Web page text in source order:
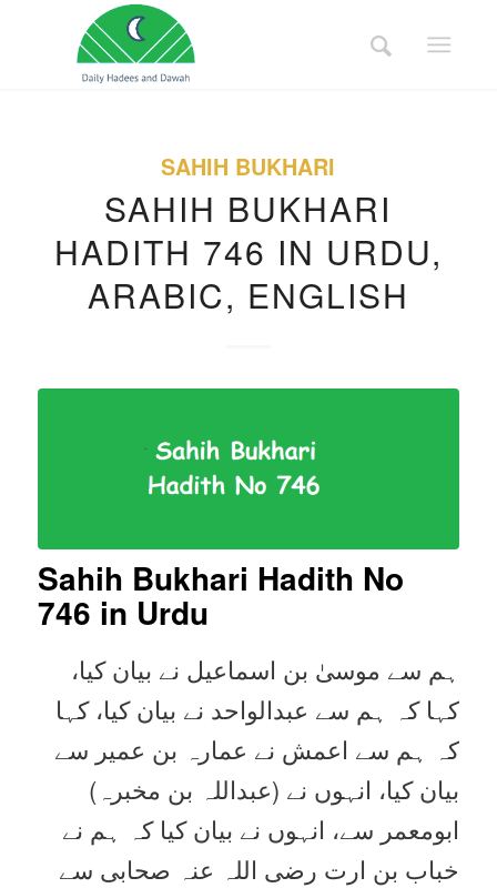
SAHIH BUKHARI
SAHIH BUKHARI
HADITH 746 IN URDU,
ARABIC, ENGLISH
Sahih Bukhari Hadith No
746 in Urdu
ہم سے موسیٰ بن اسماعیل نے بیان کیا،
کہا کہ ہم سے عبدالواحد نے بیان کیا، کہا
کہ ہم سے اعمش نے عمارہ بن عمیر سے
بیان کیا، انہوں نے (عبداللہ بن مخبرہ)
ابومعمر سے، انہوں نے بیان کیا کہ ہم نے
خباب بن ارت رضی اللہ عنہ صحابی سے